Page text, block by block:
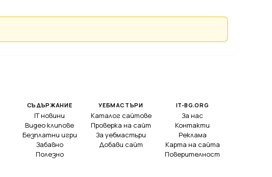
СЪДЪРЖАНИЕ
IT новини
Видео клипове
Безплатни игри
Забавно
Полезно
УЕБМАСТЪРИ
Каталог сайтове
Проверка на сайт
За уебмастъри
Добави сайт
IT-BG.ORG
За нас
Контакти
Реклама
Карта на сайта
Поверителност